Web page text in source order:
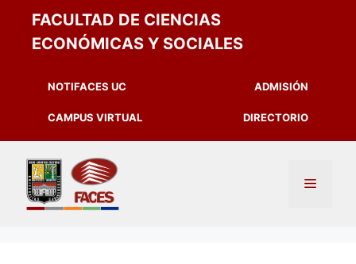
FACULTAD DE CIENCIAS
ECONÓMICAS Y SOCIALES
NOTIFACES UC ADMISIÓN
CAMPUS VIRTUAL DIRECTORIO